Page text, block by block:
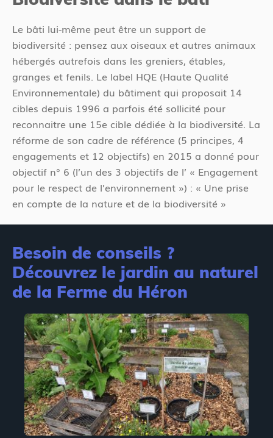
Le bâti lui-même peut être un support de
biodiversité : pensez aux oiseaux et autres animaux
hébergés autrefois dans les greniers, étables,
granges et fenils. Le label HQE (Haute Qualité
Environnementale) du bâtiment qui proposait 14
cibles depuis 1996 a parfois été sollicité pour
reconnaitre une 15e cible dédiée à la biodiversité. La
réforme de son cadre de référence (5 principes, 4
engagements et 12 objectifs) en 2015 a donné pour
objectif n° 6 (l’un des 3 objectifs de l’ « Engagement
pour le respect de l’environnement ») : « Une prise
en compte de la nature et de la biodiversité »
Besoin de conseils ?
Découvrez le jardin au naturel
de la Ferme du Héron